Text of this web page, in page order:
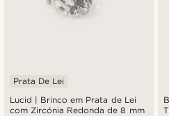
Lucid | Brinco em Prata de Lei
com Zircónia Redonda de 8 mm
Prata De Lei